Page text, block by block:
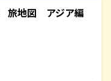
旅地図 アジア編